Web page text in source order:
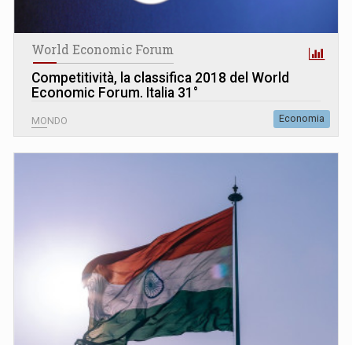
World Economic Forum
Competitività, la classifica 2018 del World
Economic Forum. Italia 31°
MONDO Economia